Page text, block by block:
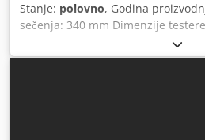
Stanje: polovno, Godina
sečenja: 340 mm Dimenzije
Oblast sečenja (kvadratno): 340 x
Aikja Brzina sečenja: 17 - 120 m/
Težina mašine: cca. 2,5 t